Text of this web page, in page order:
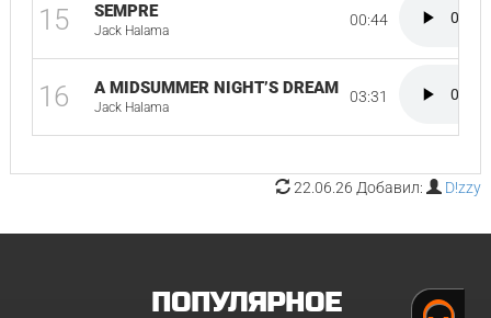
15 SEMPRE
Jack Halama
00:44
16 A MIDSUMMER NIGHT’S DREAM
Jack Halama
03:31
22.06.26 Добавил: D!zzy
ПОПУЛЯРНОЕ